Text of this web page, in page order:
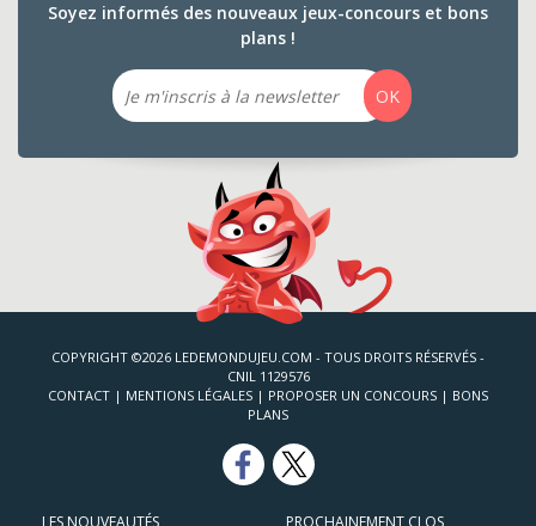
Soyez informés des nouveaux jeux-concours et bons
plans !
Email
OK
COPYRIGHT ©2026 LEDEMONDUJEU.COM - TOUS DROITS RÉSERVÉS -
CNIL 1129576
CONTACT | MENTIONS LÉGALES | PROPOSER UN CONCOURS | BONS
PLANS
LES NOUVEAUTÉS PROCHAINEMENT CLOS